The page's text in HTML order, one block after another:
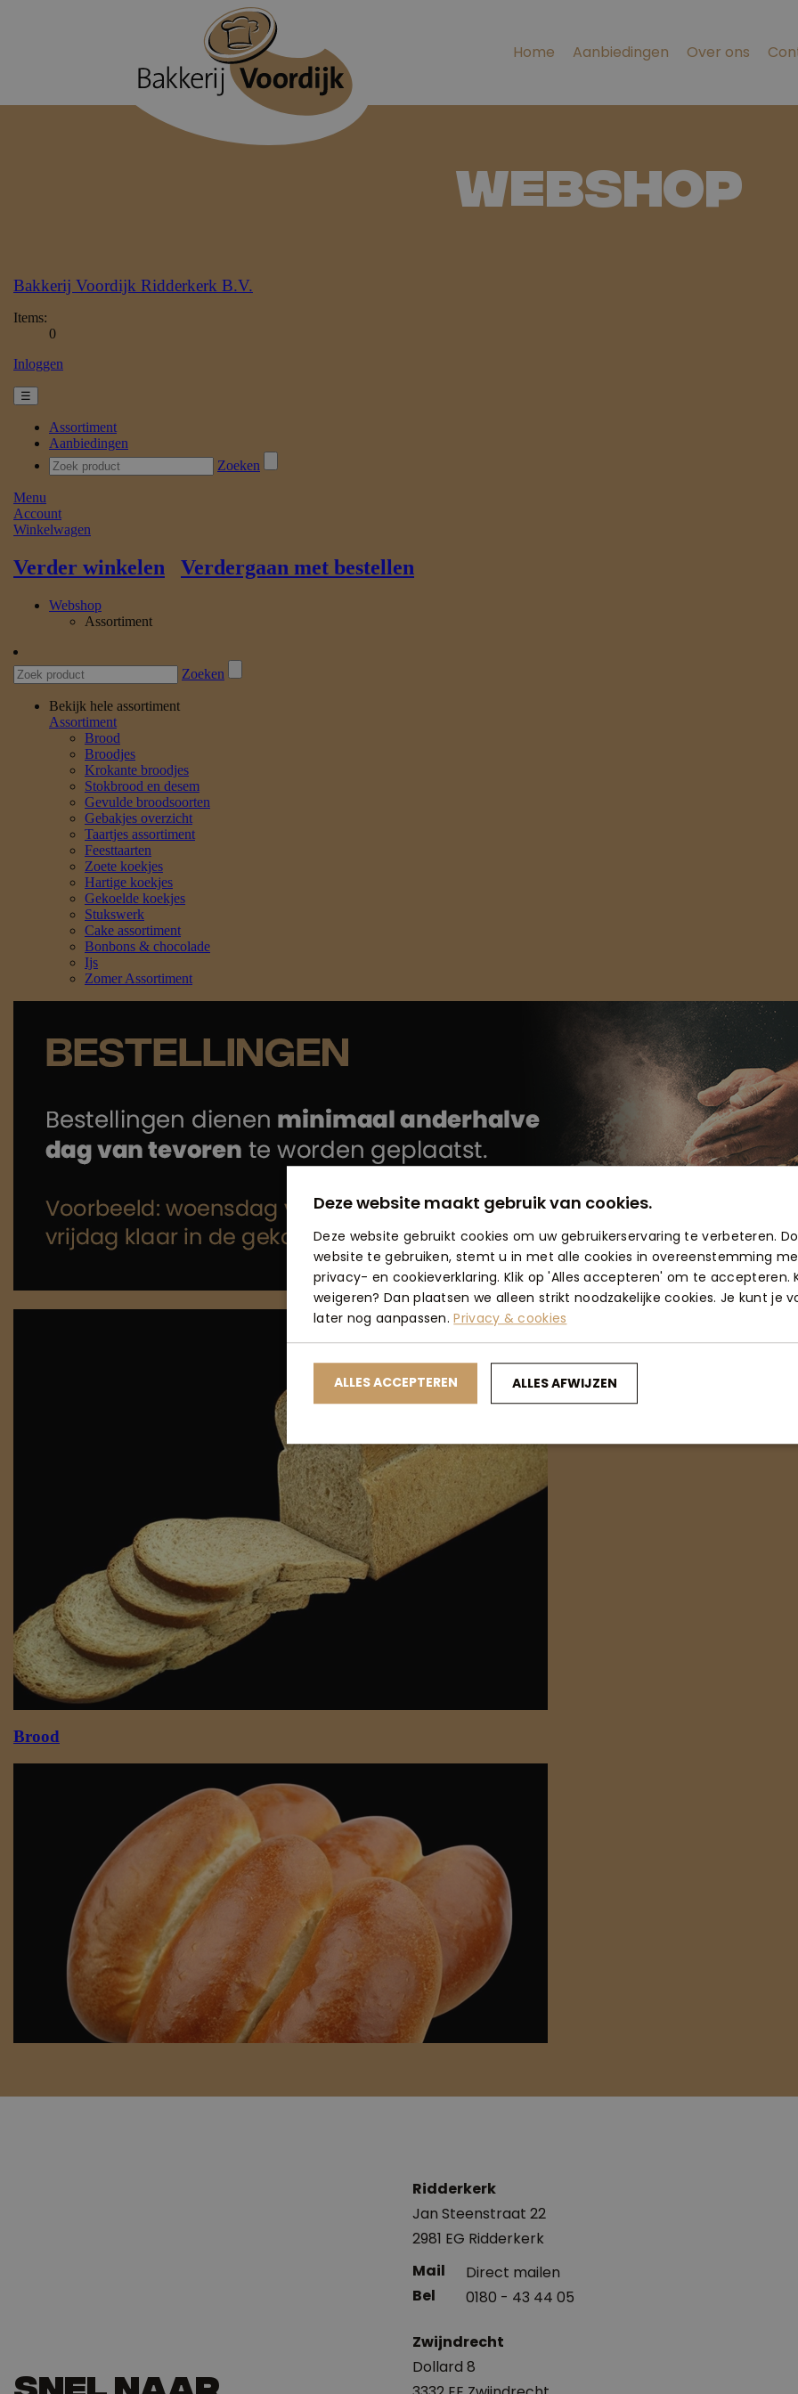
Home Aanbiedingen Over ons
Webshop
Snel naar
Ridderkerk
Jan Steenstraat 22
2981 EG Ridderkerk
Direct mailen
0180 - 43 44 05
Zwijndrecht
Dollard 8
Deze website maakt gebruik van cookies.
Deze website gebruikt cookies om uw gebruikerservaring te verbeteren.
website te gebruiken, stemt u in met alle cookies in overeenstemming
privacy- en cookieverklaring. Klik op 'Alles accepteren' om te accepteren.
weigeren? Dan plaatsen we alleen strikt noodzakelijke cookies. Je kunt je
later nog aanpassen.Privacy & cookies
ALLES ACCEPTEREN ALLES AFWIJZEN